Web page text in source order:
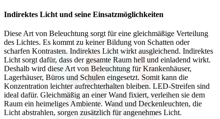
Indirektes Licht und seine Einsatzmöglichkeiten
Diese Art von Beleuchtung sorgt für eine gleichmäßige Verteilung
des Lichtes. Es kommt zu keiner Bildung von Schatten oder
scharfen Kontrasten. Indirektes Licht wirkt ausgleichend. Indirektes
Licht sorgt dafür, dass der gesamte Raum hell und einladend wirkt.
Deshalb wird diese Art von Beleuchtung für Krankenhäuser,
Lagerhäuser, Büros und Schulen eingesetzt. Somit kann die
Konzentration leichter aufrechterhalten bleiben. LED-Streifen sind
ideal dafür. Gleichmäßig an einer Wand fixiert, verleihen sie dem
Raum ein heimeliges Ambiente. Wand und Deckenleuchten, die
Licht abstrahlen, sorgen zusätzlich für angenehmes Licht.